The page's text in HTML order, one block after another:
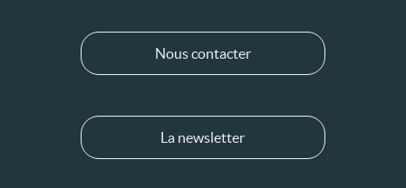
Nous contacter
La newsletter